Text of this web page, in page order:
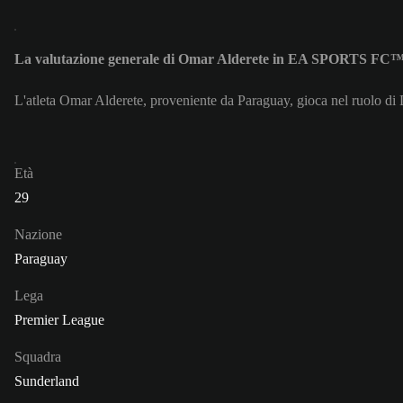
La valutazione generale di Omar Alderete in EA SPORTS
L'atleta Omar Alderete, proveniente da Paraguay, gioca nel ruolo
Età
29
Nazione
Paraguay
Lega
Premier League
Squadra
Sunderland